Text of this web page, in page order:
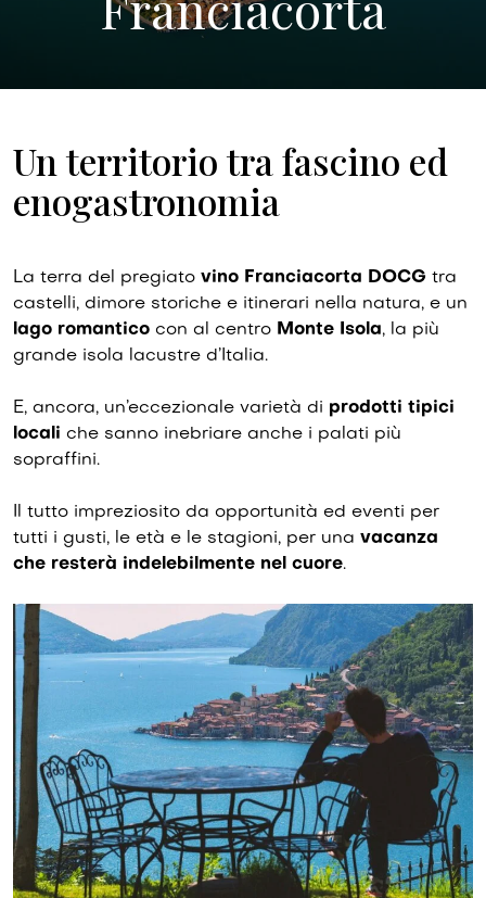
Un territorio tra fascino ed
enogastronomia
La terra del pregiato vino Franciacorta DOCG tra
castelli, dimore storiche e itinerari nella natura, e un
lago romantico con al centro Monte Isola, la più
grande isola lacustre d’Italia.
E, ancora, un’eccezionale varietà di prodotti tipici
locali che sanno inebriare anche i palati più
sopraffini.
Il tutto impreziosito da opportunità ed eventi per
tutti i gusti, le età e le stagioni, per una vacanza
che resterà indelebilmente nel cuore.